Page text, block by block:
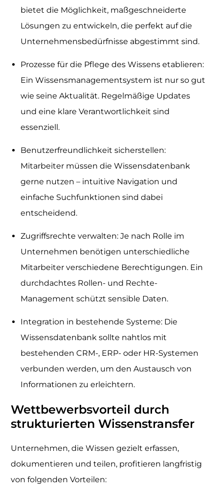
bietet die Möglichkeit, maßgeschneiderte
Lösungen zu entwickeln, die perfekt auf die
Unternehmensbedürfnisse abgestimmt sind.
Prozesse für die Pflege des Wissens etablieren:
Ein Wissensmanagementsystem ist nur so gut
wie seine Aktualität. Regelmäßige Updates
und eine klare Verantwortlichkeit sind
essenziell.
Benutzerfreundlichkeit sicherstellen:
Mitarbeiter müssen die Wissensdatenbank
gerne nutzen – intuitive Navigation und
einfache Suchfunktionen sind dabei
entscheidend.
Zugriffsrechte verwalten: Je nach Rolle im
Unternehmen benötigen unterschiedliche
Mitarbeiter verschiedene Berechtigungen. Ein
durchdachtes Rollen- und Rechte-
Management schützt sensible Daten.
Integration in bestehende Systeme: Die
Wissensdatenbank sollte nahtlos mit
bestehenden CRM-, ERP- oder HR-Systemen
verbunden werden, um den Austausch von
Informationen zu erleichtern.
Wettbewerbsvorteil durch
strukturierten Wissenstransfer
Unternehmen, die Wissen gezielt erfassen,
dokumentieren und teilen, profitieren langfristig
von folgenden Vorteilen: